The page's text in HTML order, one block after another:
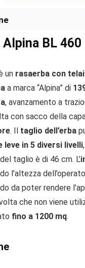
Alpina BL 460
un rasaerba con
a marca “Alpina” di
, avanzamento a
con sacco della
. Il taglio dell’erba
in 5 diversi livelli,
taglio è di 46 cm. L’
l’altezza
da poter rendere
che non viene
fino a 1200 mq.